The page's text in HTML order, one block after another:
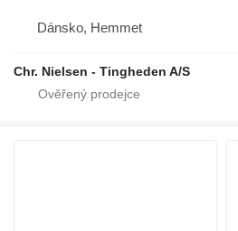
Dánsko, Hemmet
Chr. Nielsen - Tingheden A/S